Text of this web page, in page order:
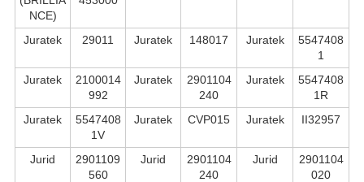
NCE)
Juratek 29011 Juratek 148017 Juratek
5547408
1
Juratek
2100014
992
Juratek
2901104
240
Juratek
5547408
1R
Juratek
5547408
1V
Juratek CVP015 Juratek II32957
Jurid
2901109
560
Jurid
2901104
240
Jurid
2901104
020